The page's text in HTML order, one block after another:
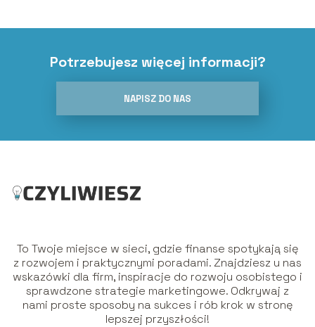
Potrzebujesz więcej informacji?
NAPISZ DO NAS
To Twoje miejsce w sieci, gdzie finanse spotykają się
z rozwojem i praktycznymi poradami. Znajdziesz u nas
wskazówki dla firm, inspiracje do rozwoju osobistego i
sprawdzone strategie marketingowe. Odkrywaj z
nami proste sposoby na sukces i rób krok w stronę
lepszej przyszłości!